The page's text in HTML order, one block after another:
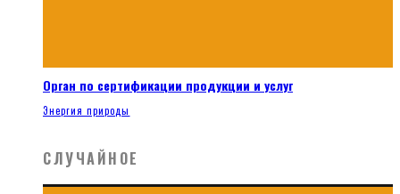
Орган по сертификации продукции и услуг
Энергия природы
СЛУЧАЙНОЕ